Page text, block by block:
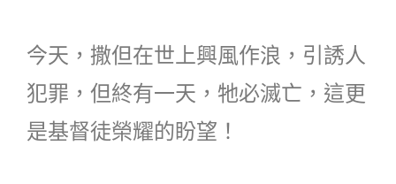
今天，撒但在世上興風作浪，引誘人
犯罪，但終有一天，牠必滅亡，這更
是基督徒榮耀的盼望！